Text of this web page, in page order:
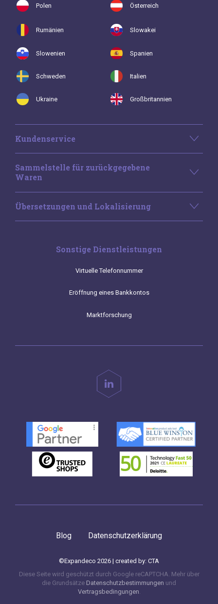
Polen Österreich
Rumänien Slowakei
Slowenien Spanien
Schweden Italien
Ukraine Großbritannien
Kundenservice
Sammelstelle für zurückgegebene
Waren
Übersetzungen und Lokalisierung
Sonstige Dienstleistungen
Virtuelle Telefonnummer
Eröffnung eines Bankkontos
Marktforschung
Blog Datenschutzerklärung
©Expandeco 2026 | created by: CTA
Diese Seite wird geschützt durch Google reCAPTCHA. Mehr über
die Grundsätze Datenschutzbestimmungen und
Vertragsbedingungen.